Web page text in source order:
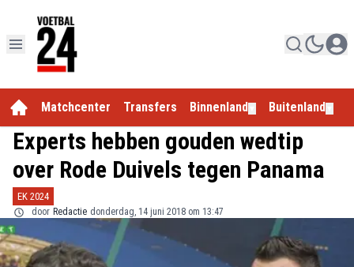
Matchcenter Transfers Binnenland Buitenland
Experts hebben gouden wedtip
over Rode Duivels tegen Panama
EK 2024
door Redactie donderdag, 14 juni 2018 om 13:47